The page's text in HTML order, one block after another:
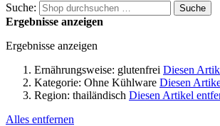
Suche: Suche
Ergebnisse anzeigen
Ergebnisse anzeigen
Ernährungsweise: glutenfrei Diesen
Kategorie: Ohne Kühlware Diesen
Region: thailändisch Diesen Artikel
Alles entfernen